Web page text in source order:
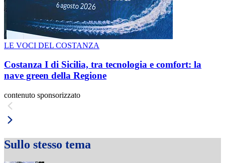
LE VOCI DEL COSTANZA
Costanza I di Sicilia, tra tecnologia e comfort: la
nave green della Regione
contenuto sponsorizzato
Sullo stesso tema